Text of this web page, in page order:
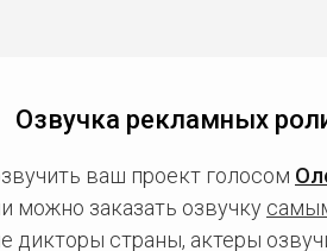
Озвучка рекламных
ваш проект голосом
можно заказать озвучку
дикторы страны, актеры